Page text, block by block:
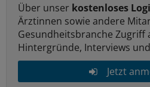
Über unser kostenloses
Ärztinnen sowie andere
Gesundheitsbranche Zugriff
Hintergründe, Interviews
Jetzt